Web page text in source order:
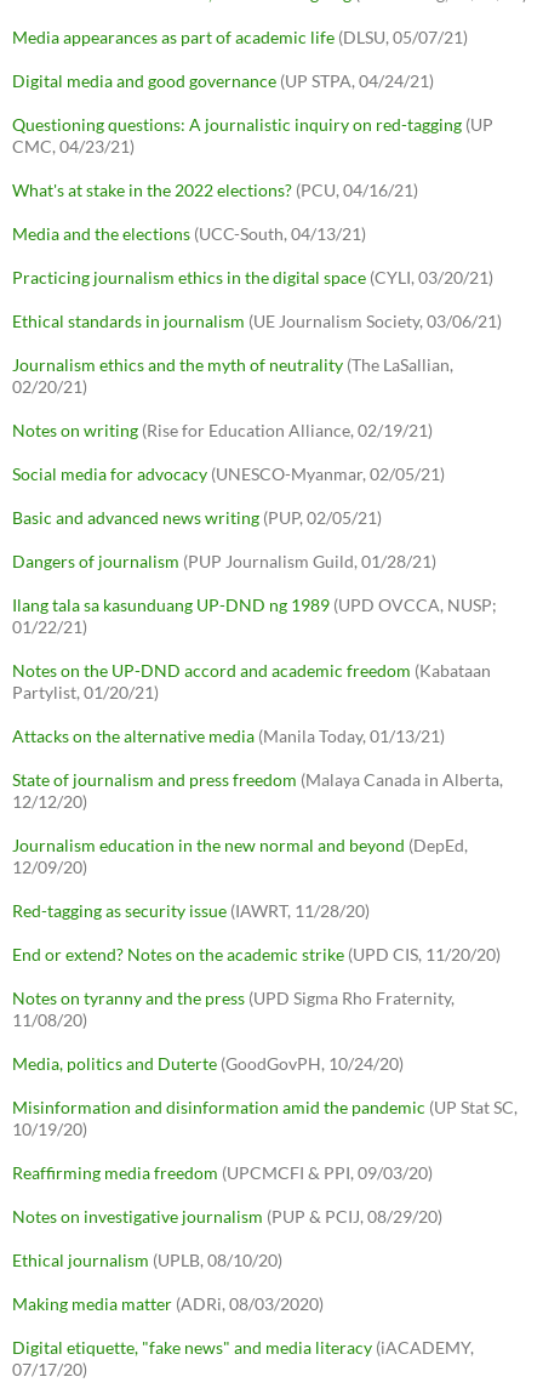
Media appearances as part of academic life (DLSU, 05/07/21)
Digital media and good governance (UP STPA, 04/24/21)
Questioning questions: A journalistic inquiry on red-tagging (UP
CMC, 04/23/21)
What's at stake in the 2022 elections? (PCU, 04/16/21)
Media and the elections (UCC-South, 04/13/21)
Practicing journalism ethics in the digital space (CYLI, 03/20/21)
Ethical standards in journalism (UE Journalism Society, 03/06/21)
Journalism ethics and the myth of neutrality (The LaSallian,
02/20/21)
Notes on writing (Rise for Education Alliance, 02/19/21)
Social media for advocacy (UNESCO-Myanmar, 02/05/21)
Basic and advanced news writing (PUP, 02/05/21)
Dangers of journalism (PUP Journalism Guild, 01/28/21)
Ilang tala sa kasunduang UP-DND ng 1989 (UPD OVCCA, NUSP;
01/22/21)
Notes on the UP-DND accord and academic freedom (Kabataan
Partylist, 01/20/21)
Attacks on the alternative media (Manila Today, 01/13/21)
State of journalism and press freedom (Malaya Canada in Alberta,
12/12/20)
Journalism education in the new normal and beyond (DepEd,
12/09/20)
Red-tagging as security issue (IAWRT, 11/28/20)
End or extend? Notes on the academic strike (UPD CIS, 11/20/20)
Notes on tyranny and the press (UPD Sigma Rho Fraternity,
11/08/20)
Media, politics and Duterte (GoodGovPH, 10/24/20)
Misinformation and disinformation amid the pandemic (UP Stat SC,
10/19/20)
Reaffirming media freedom (UPCMCFI & PPI, 09/03/20)
Notes on investigative journalism (PUP & PCIJ, 08/29/20)
Ethical journalism (UPLB, 08/10/20)
Making media matter (ADRi, 08/03/2020)
Digital etiquette, "fake news" and media literacy (iACADEMY,
07/17/20)